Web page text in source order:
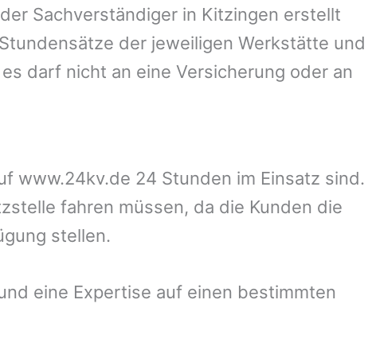
Sachverständiger in Kitzingen erstellt
der jeweiligen Werkstätte und
darf nicht an eine Versicherung oder an
www.24kv.de 24 Stunden im Einsatz sind.
fahren müssen, da die Kunden die
stellen.
eine Expertise auf einen bestimmten